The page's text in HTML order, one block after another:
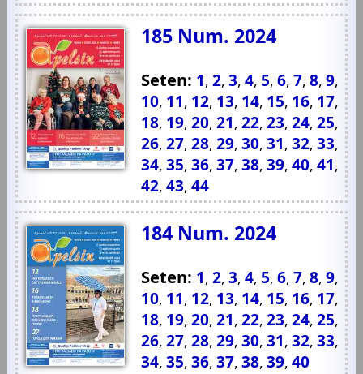
185 Num. 2024
Seten: 1,2,3,4, 5,6,7,8,9,
10, 11, 12, 13, 14, 15, 16, 17,
18, 19,20,21,22,23,24,25,
26,27,28,29,30,31,32,33,
34,35,36,37,38,39,40,41,
42,43,44
184 Num. 2024
Seten: 1,2,3,4, 5,6,7,8,9,
10, 11, 12, 13, 14, 15, 16, 17,
18, 19,20,21,22,23,24,25,
26,27,28,29,30,31,32,33,
34,35,36,37,38,39,40